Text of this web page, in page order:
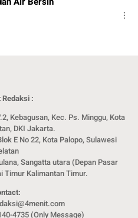
:
Kebagusan, Kec. Ps. Minggu, Kota
DKI Jakarta.
E No 22, Kota Palopo, Sulawesi
Sangatta utara (Depan Pasar
Timur Kalimantan Timur.
4735 (Only Message)